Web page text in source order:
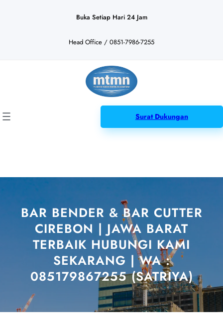
Buka Setiap Hari 24 Jam
Head Office / 0851-7986-7255
Surat Dukungan
BAR BENDER & BAR CUTTER
CIREBON | JAWA BARAT
TERBAIK HUBUNGI KAMI
SEKARANG | WA :
085179867255 (SATRIYA)